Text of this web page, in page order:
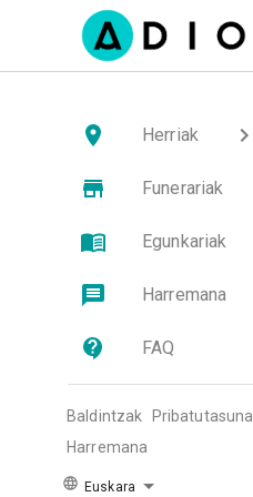
Herriak
Funerariak
Egunkariak
Harremana
FAQ
Baldintzak
Pribatutasuna
Harremana
Euskara